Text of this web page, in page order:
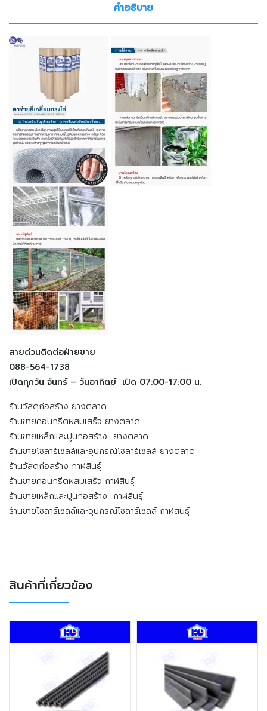
คำอธิบาย
สายด่วนติดต่อฝ่ายขาย
088-564-1738
เปิดทุกวัน จันทร์ – วันอาทิตย์ เปิด 07:00-17:00 น.
ร้านวัสดุก่อสร้าง ยางตลาด
ร้านขายคอนกรีตผสมเสร็จ ยางตลาด
ร้านขายเหล็กและปูนก่อสร้าง ยางตลาด
ร้านขายโซลาร์เซลล์และอุปกรณ์โซลาร์เซลล์ ยางตลาด
ร้านวัสดุก่อสร้าง กาฬสินธุ์
ร้านขายคอนกรีตผสมเสร็จ กาฬสินธุ์
ร้านขายเหล็กและปูนก่อสร้าง กาฬสินธุ์
ร้านขายโซลาร์เซลล์และอุปกรณ์โซลาร์เซลล์ กาฬสินธุ์
สินค้าที่เกี่ยวข้อง